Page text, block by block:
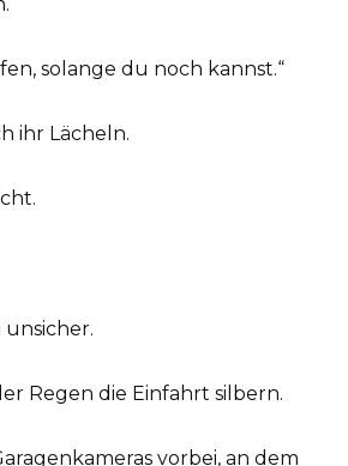
solange du noch kannst.“
ihr Lächeln.
unsicher.
Regen die Einfahrt silbern.
vorbei, an dem